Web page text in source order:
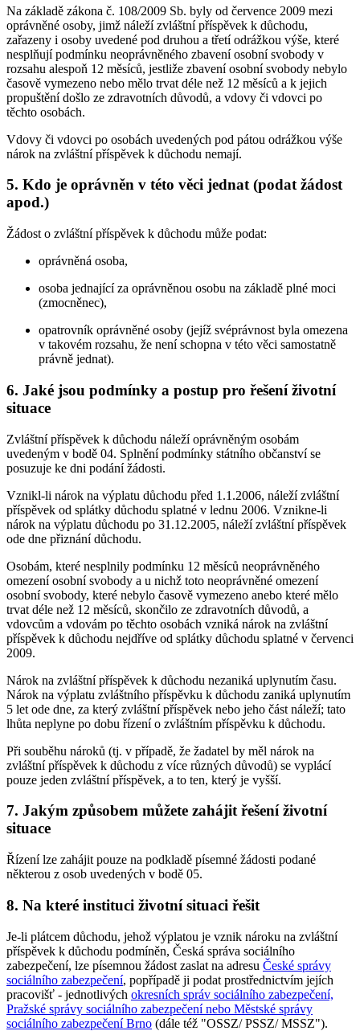
Na základě zákona č. 108/2009 Sb. byly od července 2009 mezi
oprávněné osoby, jimž náleží zvláštní příspěvek k důchodu,
zařazeny i osoby uvedené pod druhou a třetí odrážkou výše, které
nesplňují podmínku neoprávněného zbavení osobní svobody v
rozsahu alespoň 12 měsíců, jestliže zbavení osobní svobody nebylo
časově vymezeno nebo mělo trvat déle než 12 měsíců a k jejich
propuštění došlo ze zdravotních důvodů, a vdovy či vdovci po
těchto osobách.
Vdovy či vdovci po osobách uvedených pod pátou odrážkou výše
nárok na zvláštní příspěvek k důchodu nemají.
5. Kdo je oprávněn v této věci jednat (podat žádost
apod.)
Žádost o zvláštní příspěvek k důchodu může podat:
oprávněná osoba,
osoba jednající za oprávněnou osobu na základě plné moci
(zmocněnec),
opatrovník oprávněné osoby (jejíž svéprávnost byla omezena
v takovém rozsahu, že není schopna v této věci samostatně
právně jednat).
6. Jaké jsou podmínky a postup pro řešení životní
situace
Zvláštní příspěvek k důchodu náleží oprávněným osobám
uvedeným v bodě 04. Splnění podmínky státního občanství se
posuzuje ke dni podání žádosti.
Vznikl-li nárok na výplatu důchodu před 1.1.2006, náleží zvláštní
příspěvek od splátky důchodu splatné v lednu 2006. Vznikne-li
nárok na výplatu důchodu po 31.12.2005, náleží zvláštní příspěvek
ode dne přiznání důchodu.
Osobám, které nesplnily podmínku 12 měsíců neoprávněného
omezení osobní svobody a u nichž toto neoprávněné omezení
osobní svobody, které nebylo časově vymezeno anebo které mělo
trvat déle než 12 měsíců, skončilo ze zdravotních důvodů, a
vdovcům a vdovám po těchto osobách vzniká nárok na zvláštní
příspěvek k důchodu nejdříve od splátky důchodu splatné v červenci
2009.
Nárok na zvláštní příspěvek k důchodu nezaniká uplynutím času.
Nárok na výplatu zvláštního příspěvku k důchodu zaniká uplynutím
5 let ode dne, za který zvláštní příspěvek nebo jeho část náleží; tato
lhůta neplyne po dobu řízení o zvláštním příspěvku k důchodu.
Při souběhu nároků (tj. v případě, že žadatel by měl nárok na
zvláštní příspěvek k důchodu z více různých důvodů) se vyplácí
pouze jeden zvláštní příspěvek, a to ten, který je vyšší.
7. Jakým způsobem můžete zahájit řešení životní
situace
Řízení lze zahájit pouze na podkladě písemné žádosti podané
některou z osob uvedených v bodě 05.
8. Na které instituci životní situaci řešit
Je-li plátcem důchodu, jehož výplatou je vznik nároku na zvláštní
příspěvek k důchodu podmíněn, Česká správa sociálního
zabezpečení, lze písemnou žádost zaslat na adresu České správy
sociálního zabezpečení, popřípadě ji podat prostřednictvím jejích
pracovišť - jednotlivých okresních správ sociálního zabezpečení,
Pražské správy sociálního zabezpečení nebo Městské správy
sociálního zabezpečení Brno (dále též "OSSZ/ PSSZ/ MSSZ").